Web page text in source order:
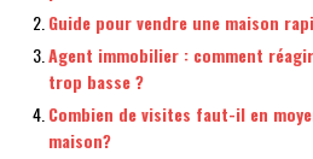
Guide pour vendre une maison
Agent immobilier : comment
trop basse ?
Combien de visites faut-il en
maison?